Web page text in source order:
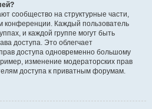
сообщество на структурные части,
конференции. Каждый пользователь
и каждой группе могут быть
доступа. Это облегчает
доступа одновременно большому
изменение модераторских прав
доступа к приватным форумам.